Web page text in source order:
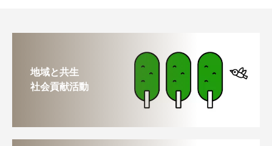
地域と共生
社会貢献活動